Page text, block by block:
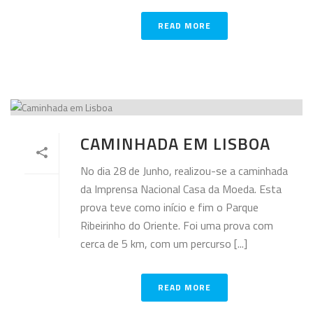
READ MORE
CAMINHADA EM LISBOA
No dia 28 de Junho, realizou-se a caminhada
da Imprensa Nacional Casa da Moeda. Esta
prova teve como início e fim o Parque
Ribeirinho do Oriente. Foi uma prova com
cerca de 5 km, com um percurso [...]
READ MORE